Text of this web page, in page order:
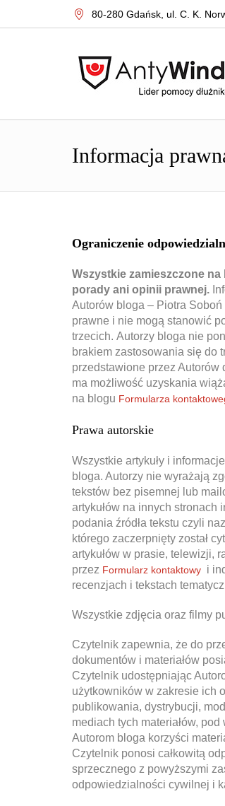
80-280 Gdańsk, ul. C. K.
Informacja
Ograniczenie
Wszystkie zamieszczone na
porady ani opinii prawnej.
Autorów bloga – Piotra
prawne i nie mogą stanowić
trzecich. Autorzy bloga nie
brakiem zastosowania się do
przedstawione przez Autorów
ma możliwość uzyskania
na blogu Formularza
Prawa autorskie
Wszystkie artykuły i
bloga. Autorzy nie wyrażają
tekstów bez pisemnej lub
artykułów na innych
podania źródła tekstu czyli
którego zaczerpnięty został
artykułów w prasie, telewizji,
przez Formularz kontaktowy i
recenzjach i tekstach
Wszystkie zdjęcia oraz filmy
Czytelnik zapewnia, że do
dokumentów i materiałów
Czytelnik udostępniając
użytkowników w zakresie ich
publikowania, dystrybucji,
mediach tych materiałów,
Autorom bloga korzyści
Czytelnik ponosi całkowitą
sprzecznego z powyższymi
odpowiedzialności cywilnej i